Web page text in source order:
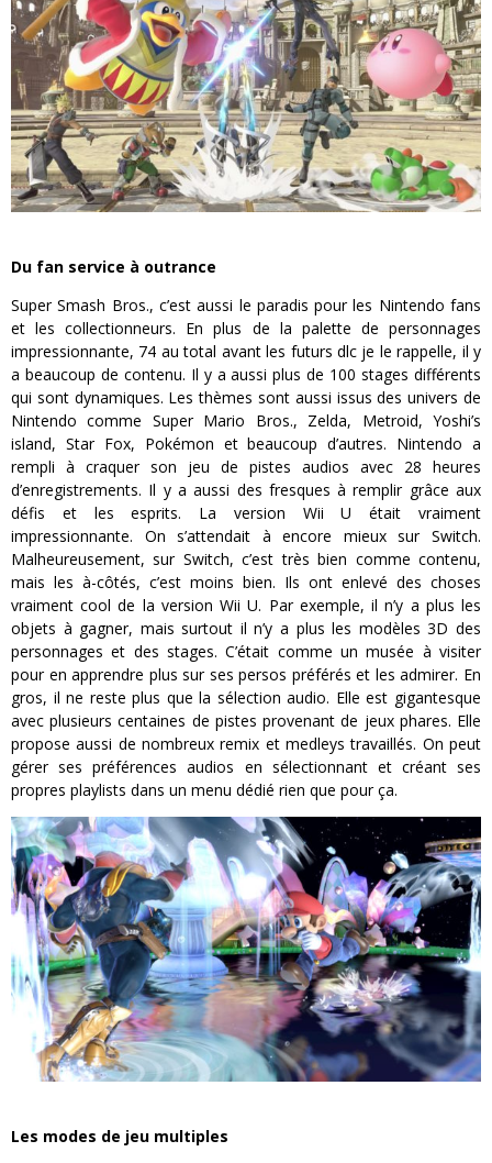
Du fan service à outrance
Super Smash Bros., c’est aussi le paradis pour les Nintendo fans
et les collectionneurs. En plus de la palette de personnages
impressionnante, 74 au total avant les futurs dlc je le rappelle, il y
a beaucoup de contenu. Il y a aussi plus de 100 stages différents
qui sont dynamiques. Les thèmes sont aussi issus des univers de
Nintendo comme Super Mario Bros., Zelda, Metroid, Yoshi’s
island, Star Fox, Pokémon et beaucoup d’autres. Nintendo a
rempli à craquer son jeu de pistes audios avec 28 heures
d’enregistrements. Il y a aussi des fresques à remplir grâce aux
défis et les esprits. La version Wii U était vraiment
impressionnante. On s’attendait à encore mieux sur Switch.
Malheureusement, sur Switch, c’est très bien comme contenu,
mais les à-côtés, c’est moins bien. Ils ont enlevé des choses
vraiment cool de la version Wii U. Par exemple, il n’y a plus les
objets à gagner, mais surtout il n’y a plus les modèles 3D des
personnages et des stages. C’était comme un musée à visiter
pour en apprendre plus sur ses persos préférés et les admirer. En
gros, il ne reste plus que la sélection audio. Elle est gigantesque
avec plusieurs centaines de pistes provenant de jeux phares. Elle
propose aussi de nombreux remix et medleys travaillés. On peut
gérer ses préférences audios en sélectionnant et créant ses
propres playlists dans un menu dédié rien que pour ça.
Les modes de jeu multiples